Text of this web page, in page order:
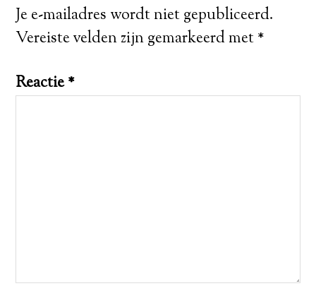
Je e-mailadres wordt niet gepubliceerd.
Vereiste velden zijn gemarkeerd met*
Reactie*